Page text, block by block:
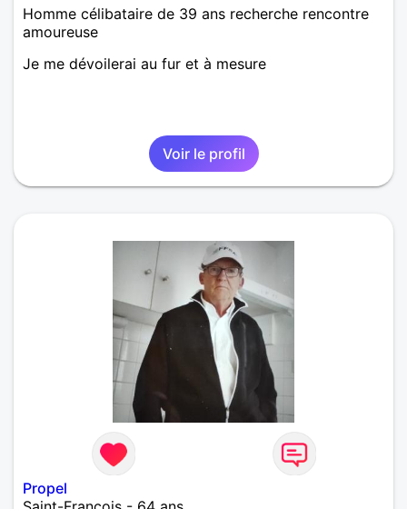
Homme célibataire de 39 ans recherche rencontre
amoureuse
Je me dévoilerai au fur et à mesure
Voir le profil
Propel